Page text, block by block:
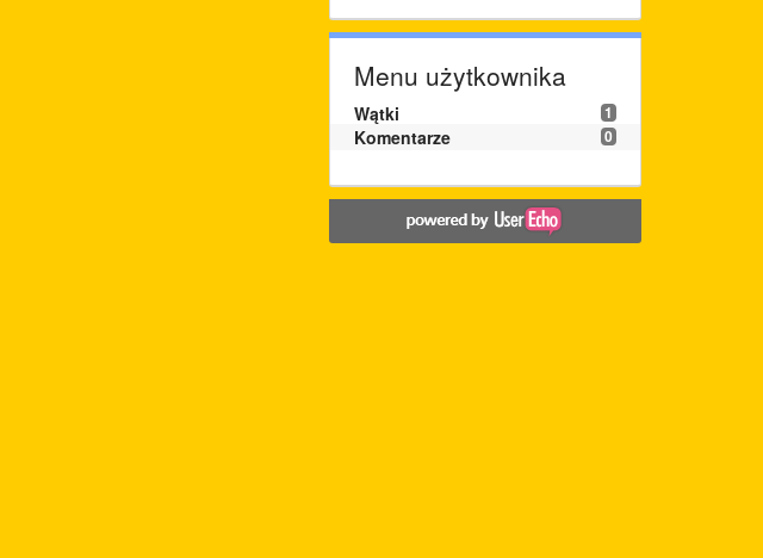
Menu użytkownika
1
Wątki
0
Komentarze